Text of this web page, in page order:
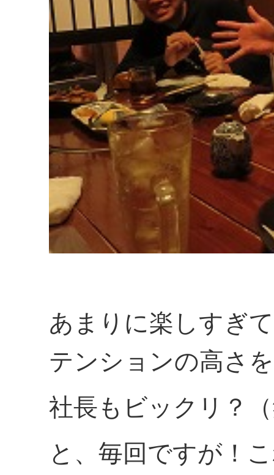
あまりに楽しすぎ
テンションの高さ
社長もビックリ？
と、毎回ですが！